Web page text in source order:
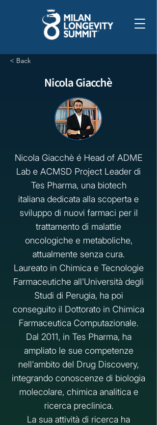
< Back
Nicola Giacchè
Nicola Giacchè é Head of ADME
Lab e ACMSD Project Leader di
Tes Pharma, una biotech
italiana dedicata alla scoperta e
sviluppo di nuovi farmaci per il
trattamento di malattie
oncologiche e metaboliche,
attualmente senza cura.
Laureato in Chimica e Tecnologie
Farmaceutiche all'Università degli
Studi di Perugia, ha poi
conseguito il Dottorato in Chimica
Farmaceutica Computazionale.
Dal 2011, in Tes Pharma, ha
ampliato le sue competenze
nell'ambito del Drug Discovery,
integrando conoscenze di biologia
molecolare, chimica analitica e
ricerca preclinica.
La sua attività di ricerca ha